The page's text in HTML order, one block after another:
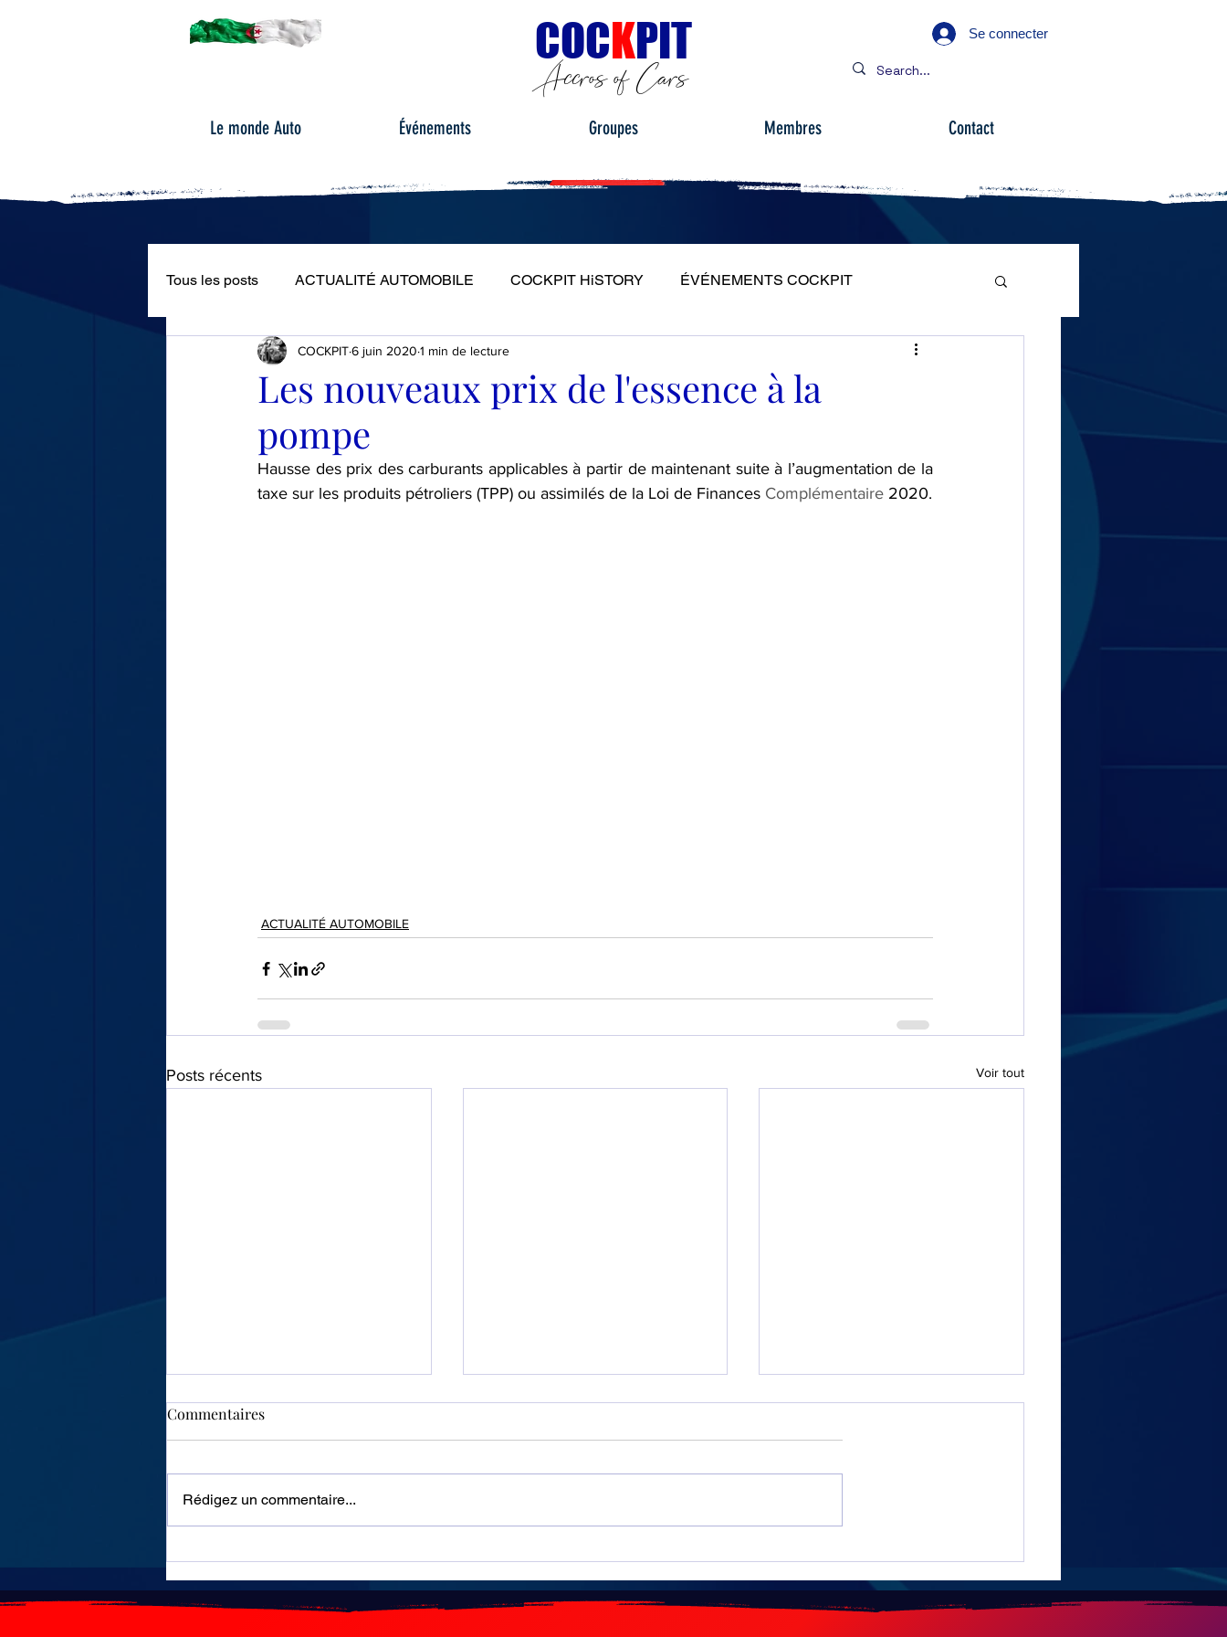
COCKPIT
Accros of Cars
Se connecter
Le monde Auto Événements Groupes Membres Contact
Tous les posts ACTUALITÉ AUTOMOBILE COCKPIT HiSTORY ÉVÉNEMENTS COCKPIT
ÉVÉNEMENTS AUTOMOBILES ESSAIS ROUTIERS
LE TOUR DE MA VOITURE
Les nouveaux prix de l'essence à la
pompe
COCKPIT6 juin 2020 1 min de lecture
Hausse des prix des carburants applicables à partir de maintenant suite à l’augmentation de la
taxe sur les produits pétroliers (TPP) ou assimilés de la Loi de Finances Complémentaire 2020.
ACTUALITÉ AUTOMOBILE
Posts récents Voir tout
resteront gratuites
carburants pour 2026
: 1,5 million de pneus importés
Commentaires
Rédigez un commentaire...